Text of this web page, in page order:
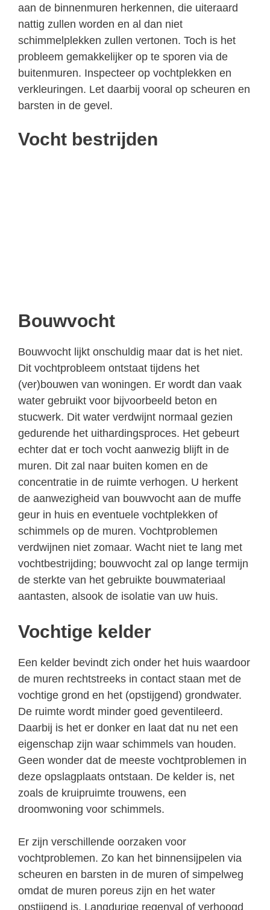
aan de binnenmuren herkennen, die uiteraard
nattig zullen worden en al dan niet
schimmelplekken zullen vertonen. Toch is het
probleem gemakkelijker op te sporen via de
buitenmuren. Inspecteer op vochtplekken en
verkleuringen. Let daarbij vooral op scheuren en
barsten in de gevel.
Vocht bestrijden
Bouwvocht
Bouwvocht lijkt onschuldig maar dat is het niet.
Dit vochtprobleem ontstaat tijdens het
(ver)bouwen van woningen. Er wordt dan vaak
water gebruikt voor bijvoorbeeld beton en
stucwerk. Dit water verdwijnt normaal gezien
gedurende het uithardingsproces. Het gebeurt
echter dat er toch vocht aanwezig blijft in de
muren. Dit zal naar buiten komen en de
concentratie in de ruimte verhogen. U herkent
de aanwezigheid van bouwvocht aan de muffe
geur in huis en eventuele vochtplekken of
schimmels op de muren. Vochtproblemen
verdwijnen niet zomaar. Wacht niet te lang met
vochtbestrijding; bouwvocht zal op lange termijn
de sterkte van het gebruikte bouwmateriaal
aantasten, alsook de isolatie van uw huis.
Vochtige kelder
Een kelder bevindt zich onder het huis waardoor
de muren rechtstreeks in contact staan met de
vochtige grond en het (opstijgend) grondwater.
De ruimte wordt minder goed geventileerd.
Daarbij is het er donker en laat dat nu net een
eigenschap zijn waar schimmels van houden.
Geen wonder dat de meeste vochtproblemen in
deze opslagplaats ontstaan. De kelder is, net
zoals de kruipruimte trouwens, een
droomwoning voor schimmels.
Er zijn verschillende oorzaken voor
vochtproblemen. Zo kan het binnensijpelen via
scheuren en barsten in de muren of simpelweg
omdat de muren poreus zijn en het water
opstijgend is. Langdurige regenval of verhoogd